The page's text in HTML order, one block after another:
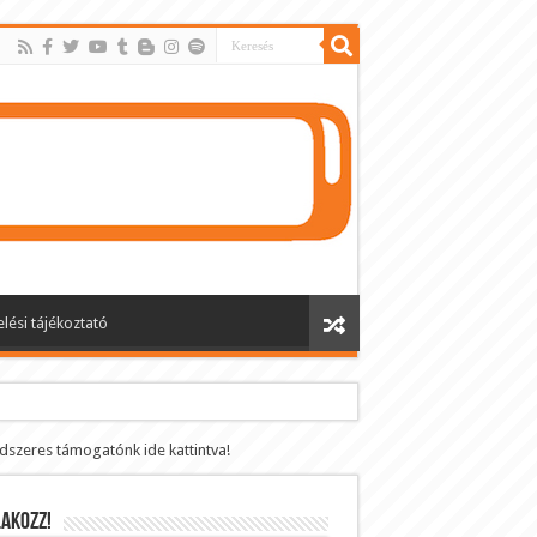
tájékoztató
támogatónk ide kattintva!